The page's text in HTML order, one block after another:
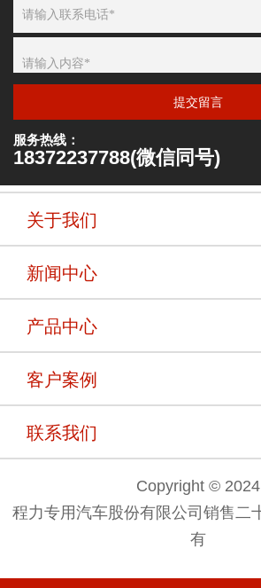
提交留言
服务热线：
18372237788(微信同号)
关于我们
新闻中心
产品中心
客户案例
联系我们
Copyright © 2024
程力专用汽车股份有限公司销售二
有